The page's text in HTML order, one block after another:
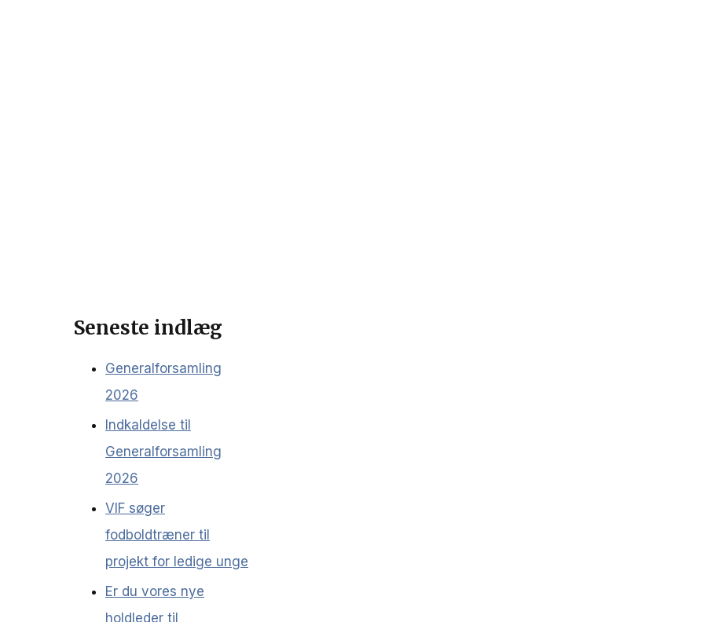
Seneste indlæg
Generalforsamling
2026
Indkaldelse til
Generalforsamling
2026
VIF søger
fodboldtræner til
projekt for ledige unge
Er du vores nye
holdleder til